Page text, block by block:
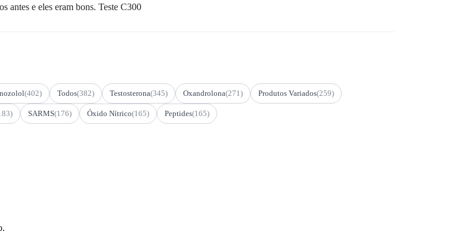
antes e eles eram bons. Teste C300
(402) Todos(382) Testosterona(345) Oxandrolona(271) Produtos Variados(259)
SARMS(176) Óxido Nítrico(165) Peptides(165)